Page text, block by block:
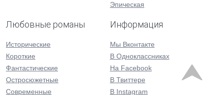
Эпическая
Любовные романы
Исторические
Короткие
Фантастические
Остросюжетные
Современные
Информация
Мы Вконтакте
В Одноклассниках
На Facebook
В Твиттере
В Instagram